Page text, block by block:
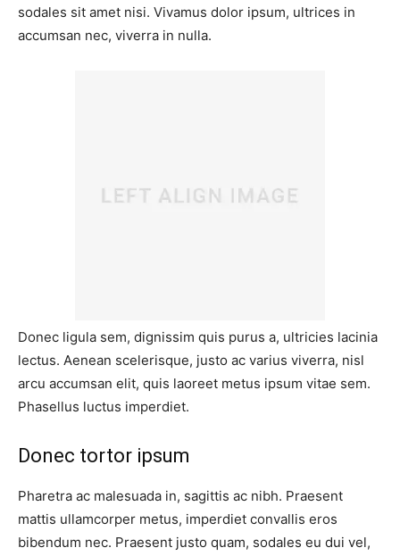
sodales sit amet nisi. Vivamus dolor ipsum, ultrices in
accumsan nec, viverra in nulla.
Donec ligula sem, dignissim quis purus a, ultricies lacinia
lectus. Aenean scelerisque, justo ac varius viverra, nisl
arcu accumsan elit, quis laoreet metus ipsum vitae sem.
Phasellus luctus imperdiet.
Donec tortor ipsum
Pharetra ac malesuada in, sagittis ac nibh. Praesent
mattis ullamcorper metus, imperdiet convallis eros
bibendum nec. Praesent justo quam, sodales eu dui vel,